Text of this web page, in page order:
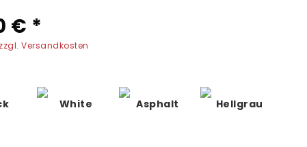
€ *
zzgl. Versandkosten